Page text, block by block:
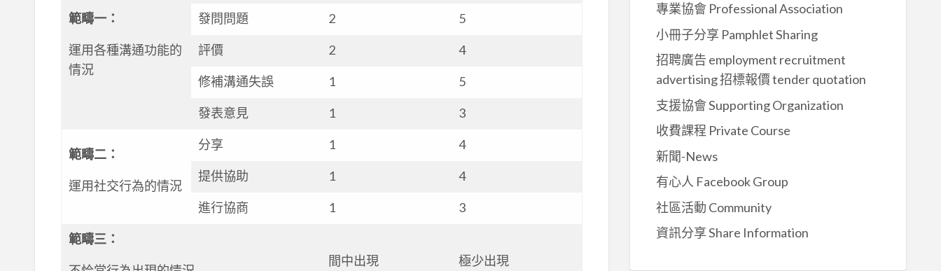
範疇一 ：
運用各種溝通功能的
情況
發問問題 2 5
評價 2 4
修補溝通失誤 1 5
發表意見 1 3
範疇二 ：
運用社交行為的情況
分享 1 4
提供協助 1 4
進行協商 1 3
範疇三 ：
間中出現 極少出現
專業協會 Professional Association
小冊子分享 Pamphlet Sharing
招聘廣告 employment recruitment
advertising 招標報價 tender quotation
支援協會 Supporting Organization
收費課程 Private Course
新聞-News
有心人 Facebook Group
社區活動 Community
資訊分享 Share Information